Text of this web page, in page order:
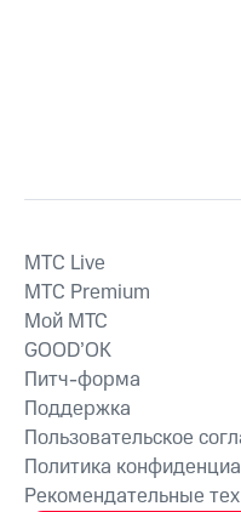
MTС Live
MTС Premium
Мой МТС
GOOD’OK
Питч-форма
Поддержка
Пользовательское
Политика
Рекомендательные